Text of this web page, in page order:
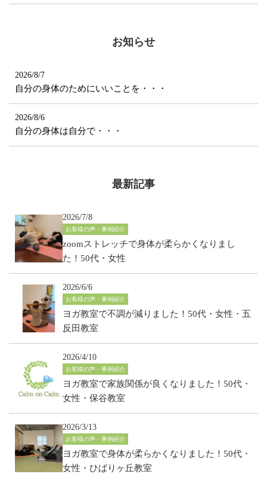
お知らせ
2026/8/7
自分の身体のためにいいことを・・・
2026/8/6
自分の身体は自分で・・・
最新記事
2026/7/8
お客様の声・事例紹介
zoomストレッチで身体が柔らかくなりまし
た！50代・女性
2026/6/6
お客様の声・事例紹介
ヨガ教室で不調が減りました！50代・女性・五
反田教室
2026/4/10
お客様の声・事例紹介
ヨガ教室で家族関係が良くなりました！50代・
女性・保谷教室
2026/3/13
お客様の声・事例紹介
ヨガ教室で身体が柔らかくなりました！50代・
女性・ひばりヶ丘教室